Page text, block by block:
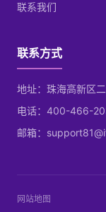
联系我们
联系方式
地址：珠海高新区
电话：400-466-
邮箱：
网站地图